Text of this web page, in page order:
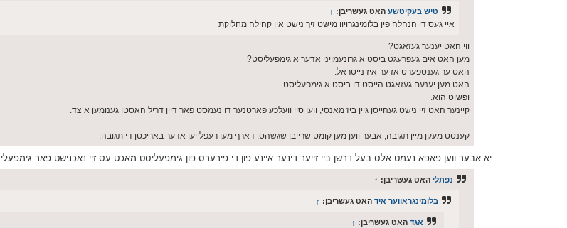
טיש בעקיטשע האט געשריבן: ↑
איי געס די הנהלה פין בלומינגרויוו מישט זיך נישט אין קהילה מחלוקת
ווי האט יענער געזאגט?
מען האט אים געפרעגט ביסט א גרונעמויני אדער א גימפעליסט?
האט ער גענטפערט אז ער איז נייטראל.
האט מען יענעם געזאגט הייסט דו ביסט א גימפעליסט...
ופשוט הוא.
קיינער האט זיי נישט געהייסן גיין ביז מאנסי, ווען סיי וועלכע פארטנער דו נעמסט פאר דיין דריל האסטו גענומען א צד.
קענסט מעקן מיין תגובה, אבער ווען מען קומט שרייבן שגשהס, דארף מען רעפלייען אדער באריכטן די תגובה.
יא אבער ווען פאפא נעמט אלס בעל דרשן ביי זייער דינער איינע פון די פירערס פון גימפעליסט מאכט עס זיי נאכנישט פאר
נפתלי האט געשריבן: ↑
בלומינגראווער איד האט געשריבן: ↑
אגד האט געשריבן: ↑